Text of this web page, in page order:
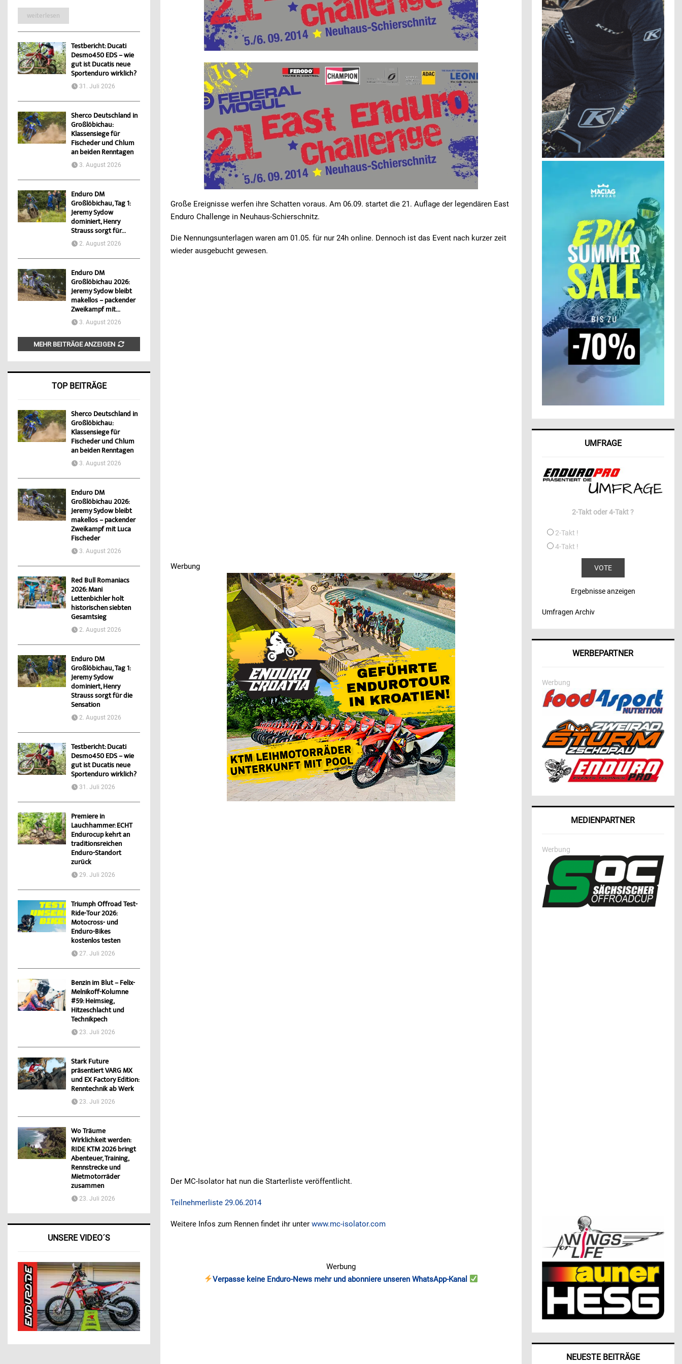
Große Ereignisse werfen ihre Schatten voraus. Am 06.09. startet die 21. Auflage der legendären East
Enduro Challenge in Neuhaus-Schierschnitz.
Die Nennungsunterlagen waren am 01.05. für nur 24h online. Dennoch ist das Event nach kurzer zeit
wieder ausgebucht gewesen.
Werbung
Der MC-Isolator hat nun die Starterliste veröffentlicht.
Teilnehmerliste 29.06.2014
Weitere Infos zum Rennen findet ihr unterwww.mc-isolator.com
Werbung
Verpasse keine Enduro-News mehr und abonniere unseren WhatsApp-Kanal
weiterlesen
Testbericht: Ducati
Desmo450 EDS – wie
gut ist Ducatis neue
Sportenduro wirklich?
31. Juli 2026
Sherco Deutschland in
Großlöbichau:
Klassensiege für
Fischeder und Chlum
an beiden Renntagen
3. August 2026
Enduro DM
Großlöbichau, Tag 1:
Jeremy Sydow
dominiert, Henry
Strauss sorgt für...
2. August 2026
Enduro DM
Großlöbichau 2026:
Jeremy Sydow bleibt
makellos – packender
Zweikampf mit...
3. August 2026
MEHR BEITRÄGE ANZEIGEN
TOP BEITRÄGE
Sherco Deutschland in
Großlöbichau:
Klassensiege für
Fischeder und Chlum
an beiden Renntagen
3. August 2026
Enduro DM
Großlöbichau 2026:
Jeremy Sydow bleibt
makellos – packender
Zweikampf mit Luca
Fischeder
3. August 2026
Red Bull Romaniacs
2026: Mani
Lettenbichler holt
historischen siebten
Gesamtsieg
2. August 2026
Enduro DM
Großlöbichau, Tag 1:
Jeremy Sydow
dominiert, Henry
Strauss sorgt für die
Sensation
2. August 2026
Testbericht: Ducati
Desmo450 EDS – wie
gut ist Ducatis neue
Sportenduro wirklich?
31. Juli 2026
Premiere in
Lauchhammer: ECHT
Endurocup kehrt an
traditionsreichen
Enduro-Standort
zurück
29. Juli 2026
Triumph Offroad Test-
Ride-Tour 2026:
Motocross- und
Enduro-Bikes
kostenlos testen
27. Juli 2026
Benzin im Blut – Felix-
Melnikoff-Kolumne
#59: Heimsieg,
Hitzeschlacht und
Technikpech
23. Juli 2026
Stark Future
präsentiert VARG MX
und EX Factory Edition:
Renntechnik ab Werk
23. Juli 2026
Wo Träume
Wirklichkeit werden:
RIDE KTM 2026 bringt
Abenteuer, Training,
Rennstrecke und
Mietmotorräder
zusammen
23. Juli 2026
UNSERE VIDEO´S
UMFRAGE
2-Takt oder 4-Takt ?
2-Takt !
4-Takt !
Ergebnisse anzeigen
Umfragen Archiv
WERBEPARTNER
Werbung
MEDIENPARTNER
Werbung
NEUESTE BEITRÄGE